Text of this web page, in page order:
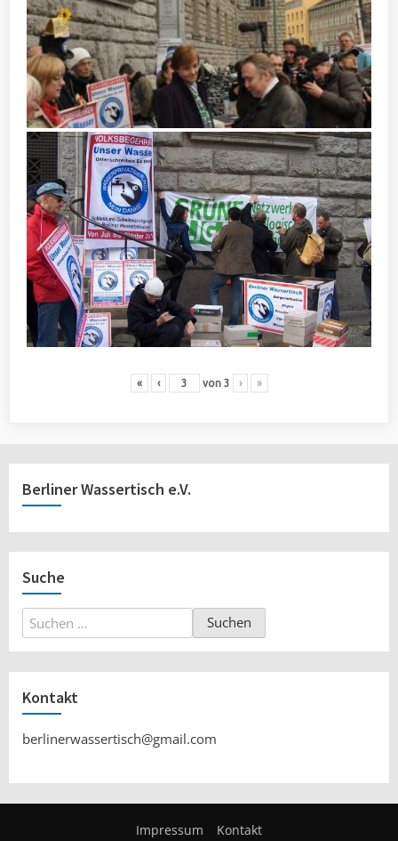
« ‹ von 3 › »
Berliner Wassertisch e.V.
Suche
Suchen
nach:
Kontakt
berlinerwassertisch@gmail.com
Impressum Kontakt